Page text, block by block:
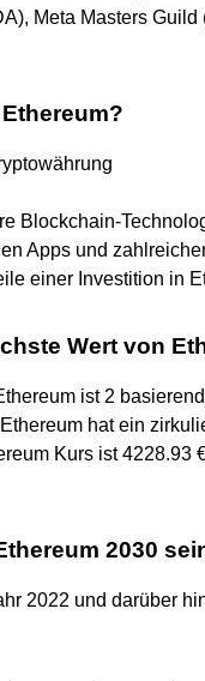
Meta Masters
Blockchain-
Apps und
einer Investition in
Wert von
ist 2
hat ein
Kurs ist 4228.93
2030
2022 und darüber